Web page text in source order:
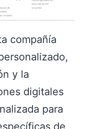
compañía
y la
digitales
para
de